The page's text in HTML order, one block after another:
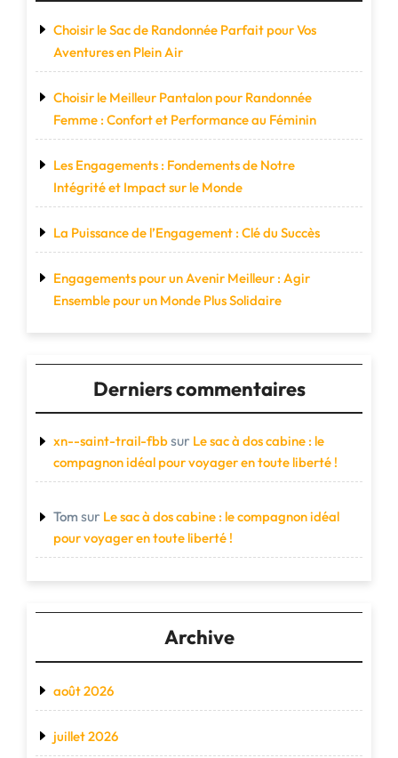
Choisir le Sac de Randonnée Parfait pour Vos
Aventures en Plein Air
Choisir le Meilleur Pantalon pour Randonnée
Femme : Confort et Performance au Féminin
Les Engagements : Fondements de Notre
Intégrité et Impact sur le Monde
La Puissance de l’Engagement : Clé du Succès
Engagements pour un Avenir Meilleur : Agir
Ensemble pour un Monde Plus Solidaire
Derniers commentaires
xn--saint-trail-fbbsur Le sac à dos cabine : le
compagnon idéal pour voyager en toute liberté !
Tom sur Le sac à dos cabine : le compagnon idéal
pour voyager en toute liberté !
Archive
août 2026
juillet 2026